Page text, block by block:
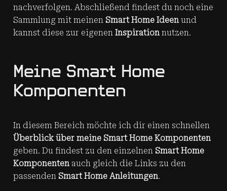
nachverfolgen. Abschließend findest du noch eine
Sammlung mit meinen Smart Home Ideenund
kannst diese zur eigenen Inspirationnutzen.
Meine Smart Home
Komponenten
In diesem Bereich möchte ich dir einen schnellen
Überblick über meine Smart Home Komponenten
geben. Du findest zu den einzelnen Smart Home
Komponentenauch gleich die Links zu den
passenden Smart Home Anleitungen.